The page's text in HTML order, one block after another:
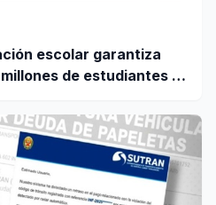
escolar garantiza
de estudiantes a